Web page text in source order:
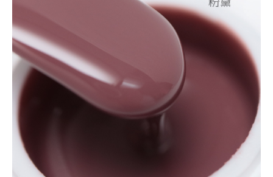
罐
裝
色
粉
781